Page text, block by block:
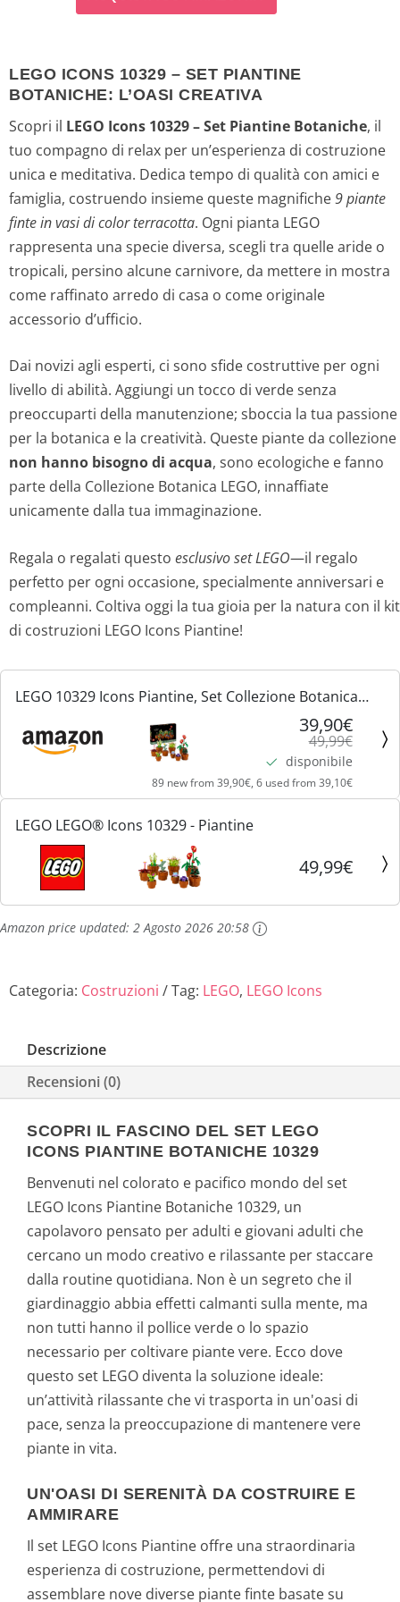
e
z
z
o
o
r
g
i
n
a
l
e
e
r
a
4
9
,
9
9
.
e
z
z
o
a
t
u
a
l
e
è
:
3
9
,
€
.
LEGO ICONS 10329 – SET PIANTINE
BOTANICHE: L’OASI CREATIVA
Scopri il LEGO Icons 10329 – Set Piantine Botaniche, il
tuo compagno di relax per un’esperienza di costruzione
unica e meditativa. Dedica tempo di qualità con amici e
famiglia, costruendo insieme queste magnifiche9 piante
finte in vasi di color terracotta. Ogni pianta LEGO
rappresenta una specie diversa, scegli tra quelle aride o
tropicali, persino alcune carnivore, da mettere in mostra
come raffinato arredo di casa o come originale
accessorio d’ufficio.
Dai novizi agli esperti, ci sono sfide costruttive per ogni
livello di abilità. Aggiungi un tocco di verde senza
preoccuparti della manutenzione; sboccia la tua passione
per la botanica e la creatività. Queste piante da collezione
non hanno bisogno di acqua, sono ecologiche e fanno
parte della Collezione Botanica LEGO, innaffiate
unicamente dalla tua immaginazione.
Regala o regalati questo esclusivo set LEGO—il regalo
perfetto per ogni occasione, specialmente anniversari e
compleanni. Coltiva oggi la tua gioia per la natura con il kit
di costruzioni LEGO Icons Piantine!
LEGO 10329 Icons Piantine, Set Collezione Botanica
con Fiori Artificiali in Vaso Color Terracotta da
Costruire, Accessorio Decorazione per Casa, Idea
39,90€
49,99€
disponibile
89 new from 39,90€, 6 used from 39,10€
LEGO LEGO® Icons 10329 - Piantine
49,99€
Amazon price updated: 2 Agosto 2026 20:58
Categoria: Costruzioni Tag: LEGO, LEGO Icons
Descrizione
Recensioni (0)
SCOPRI IL FASCINO DEL SET LEGO
ICONS PIANTINE BOTANICHE 10329
Benvenuti nel colorato e pacifico mondo del set
LEGO Icons Piantine Botaniche 10329, un
capolavoro pensato per adulti e giovani adulti che
cercano un modo creativo e rilassante per staccare
dalla routine quotidiana. Non è un segreto che il
giardinaggio abbia effetti calmanti sulla mente, ma
non tutti hanno il pollice verde o lo spazio
necessario per coltivare piante vere. Ecco dove
questo set LEGO diventa la soluzione ideale:
un’attività rilassante che vi trasporta in un'oasi di
pace, senza la preoccupazione di mantenere vere
piante in vita.
UN'OASI DI SERENITÀ DA COSTRUIRE E
AMMIRARE
Il set LEGO Icons Piantine offre una straordinaria
esperienza di costruzione, permettendovi di
assemblare nove diverse piante finte basate su